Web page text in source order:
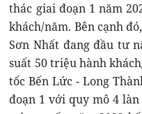
thác giai đoạn 1 năm
khách/năm. Bên cạnh
Sơn Nhất đang đầu tư
suất 50 triệu hành
tốc Bến Lức - Long
đoạn 1 với quy mô 4